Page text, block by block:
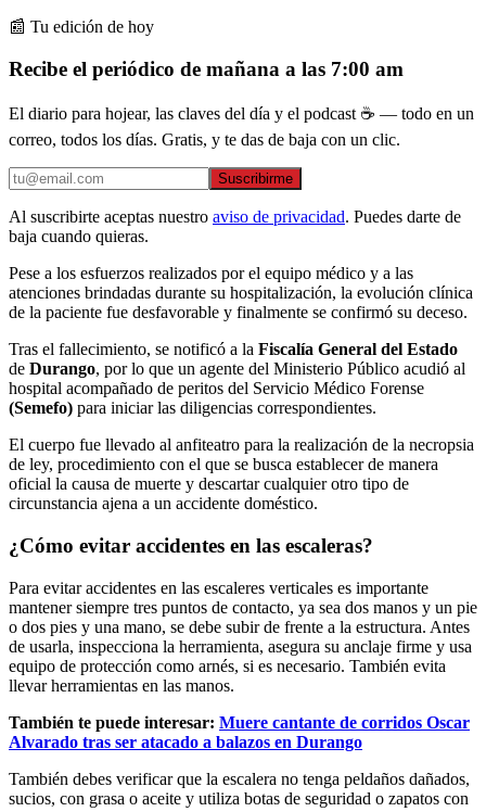
📰 Tu edición de hoy
Recibe el periódico de mañana a las 7:00 am
El diario para hojear, las claves del día y el podcast ☕ — todo en un
correo, todos los días. Gratis, y te das de baja con un clic.
Suscribirme
Al suscribirte aceptas nuestro aviso de privacidad. Puedes darte de
baja cuando quieras.
Pese a los esfuerzos realizados por el equipo médico y a las
atenciones brindadas durante su hospitalización, la evolución clínica
de la paciente fue desfavorable y finalmente se confirmó su deceso.
Tras el fallecimiento, se notificó a la Fiscalía General del Estado
de Durango, por lo que un agente del Ministerio Público acudió al
hospital acompañado de peritos del Servicio Médico Forense
(Semefo) para iniciar las diligencias correspondientes.
El cuerpo fue llevado al anfiteatro para la realización de la necropsia
de ley, procedimiento con el que se busca establecer de manera
oficial la causa de muerte y descartar cualquier otro tipo de
circunstancia ajena a un accidente doméstico.
¿Cómo evitar accidentes en las escaleras?
Para evitar accidentes en las escaleres verticales es importante
mantener siempre tres puntos de contacto, ya sea dos manos y un pie
o dos pies y una mano, se debe subir de frente a la estructura. Antes
de usarla, inspecciona la herramienta, asegura su anclaje firme y usa
equipo de protección como arnés, si es necesario. También evita
llevar herramientas en las manos.
También te puede interesar: Muere cantante de corridos Oscar
Alvarado tras ser atacado a balazos en Durango
También debes verificar que la escalera no tenga peldaños dañados,
sucios, con grasa o aceite y utiliza botas de seguridad o zapatos con